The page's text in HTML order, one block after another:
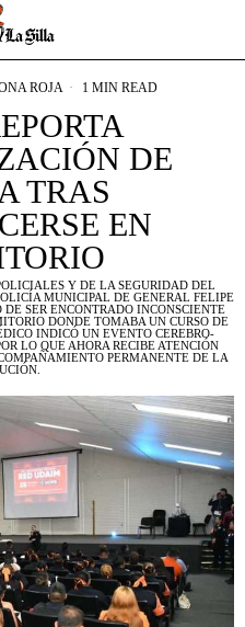
ROJA 1 MIN READ
DE
TRAS
EN
Y DE LA SEGURIDAD DEL
MUNICIPAL DE GENERAL FELIPE
SER ENCONTRADO INCONSCIENTE
DONDE TOMABA UN CURSO DE
INDICÓ UN EVENTO CEREBRO-
LO QUE AHORA RECIBE ATENCIÓN
PERMANENTE DE LA